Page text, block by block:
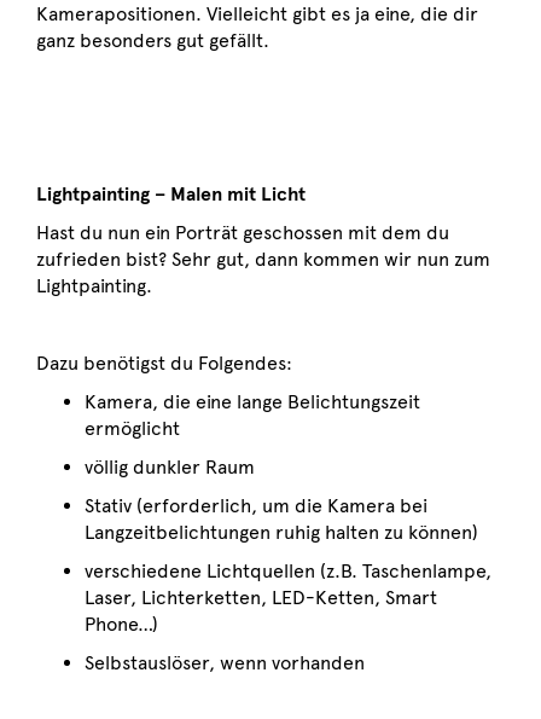
Kamerapositionen. Vielleicht gibt es ja eine, die dir
ganz besonders gut gefällt.
Lightpainting – Malen mit Licht
Hast du nun ein Porträt geschossen mit dem du
zufrieden bist? Sehr gut, dann kommen wir nun zum
Lightpainting.
Dazu benötigst du Folgendes:
Kamera, die eine lange Belichtungszeit
ermöglicht
völlig dunkler Raum
Stativ (erforderlich, um die Kamera bei
Langzeitbelichtungen ruhig halten zu können)
verschiedene Lichtquellen (z.B. Taschenlampe,
Laser, Lichterketten, LED-Ketten, Smart
Phone…)
Selbstauslöser, wenn vorhanden